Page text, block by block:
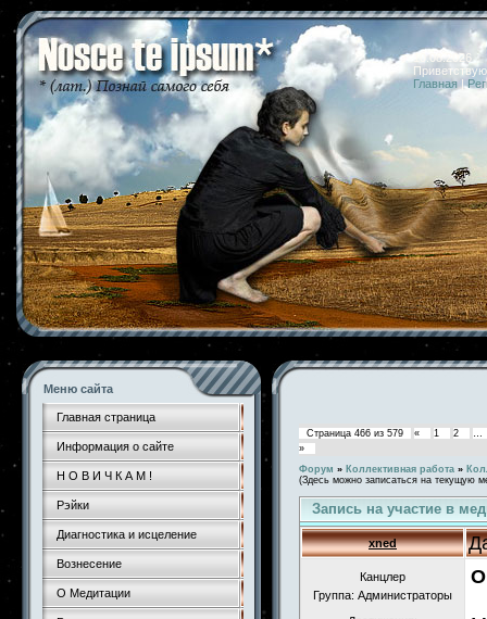
10.08.2026
Главная |
Меню сайта
Главная страница
Информация о сайте
Н О В И Ч К А М !
Рэйки
Диагностика и исцеление
Вознесение
О Медитации
Страница 466 из 579 « 1 2
…
»
Форум » Коллективная работа »
(Здесь можно записаться на текущую
Запись на участие в
xned
Канцлер
Группа: Администраторы
О